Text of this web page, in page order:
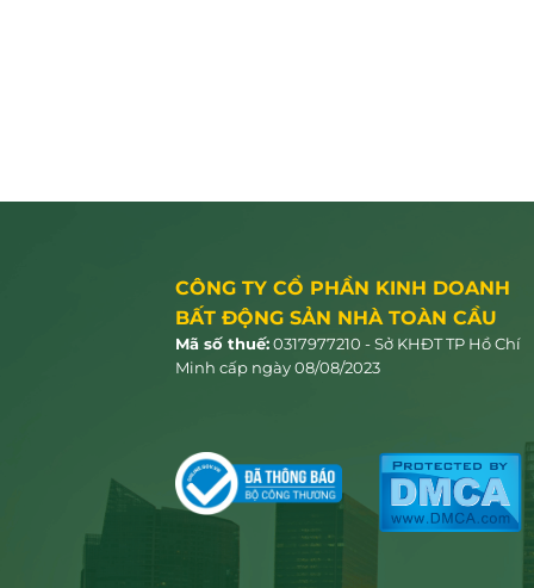
CÔNG TY CỔ PHẦN KINH DOANH
BẤT ĐỘNG SẢN NHÀ TOÀN CẦU
Mã số thuế: 0317977210 - Sở KHĐT TP Hồ Chí
Minh cấp ngày 08/08/2023